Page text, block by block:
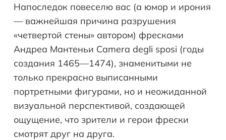
Напоследок повеселю вас (а юмор и ирония
— важнейшая причина разрушения
«четвертой стены» автором) фресками
Андреа Мантеньи Camera degli sposi (годы
создания 1465—1474), знаменитыми не
только прекрасно выписанными
портретными фигурами, но и неожиданной
визуальной перспективой, создающей
ощущение, что зрители и герои фрески
смотрят друг на друга.